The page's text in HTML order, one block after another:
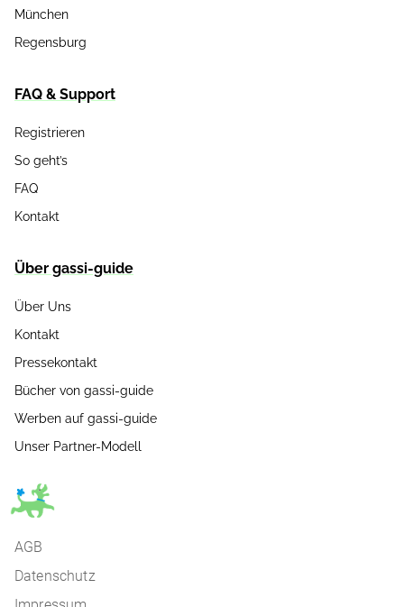
München
Regensburg
FAQ & Support
Registrieren
So geht’s
FAQ
Kontakt
Über gassi-guide
Über Uns
Kontakt
Pressekontakt
Bücher von gassi-guide
Werben auf gassi-guide
Unser Partner-Modell
AGB
Datenschutz